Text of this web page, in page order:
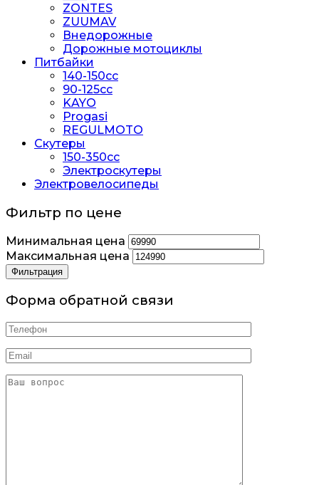
ZONTES
ZUUMAV
Внедорожные
Дорожные мотоциклы
Питбайки
140-150сс
90-125cc
KAYO
Progasi
REGULMOTO
Скутеры
150-350cc
Электроскутеры
Электровелосипеды
Фильтр по цене
Минимальная цена
Максимальная цена
Фильтрация
Форма обратной связи